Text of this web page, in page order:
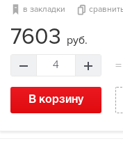
в закладки
7603 руб.
4 =
В корзину